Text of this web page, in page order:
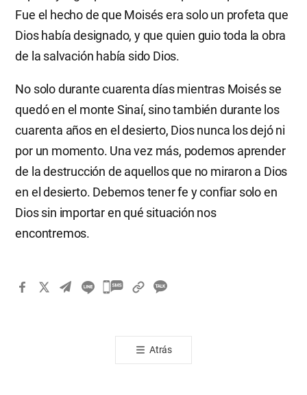
Fue el hecho de que Moisés era solo un profeta que
Dios había designado, y que quien guio toda la obra
de la salvación había sido Dios.
No solo durante cuarenta días mientras Moisés se
quedó en el monte Sinaí, sino también durante los
cuarenta años en el desierto, Dios nunca los dejó ni
por un momento. Una vez más, podemos aprender
de la destrucción de aquellos que no miraron a Dios
en el desierto. Debemos tener fe y confiar solo en
Dios sin importar en qué situación nos
encontremos.
카
톡
공
Atrás